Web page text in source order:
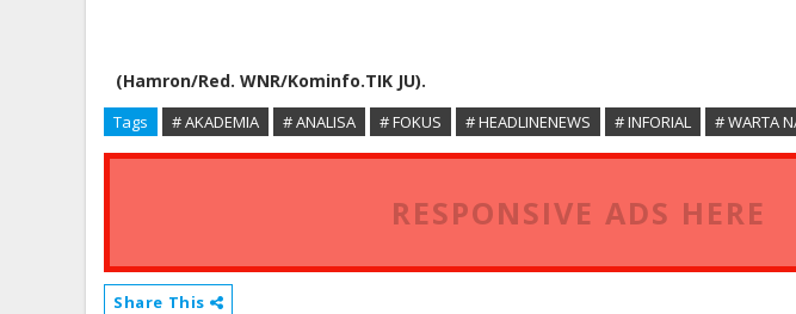
(Hamron/Red. WNR/Kominfo.TIK JU).
Tags # AKADEMIA # ANALISA # FOKUS # HEADLINENEWS # INFORIAL # WARTA
RESPONSIVE ADS HERE
Share This